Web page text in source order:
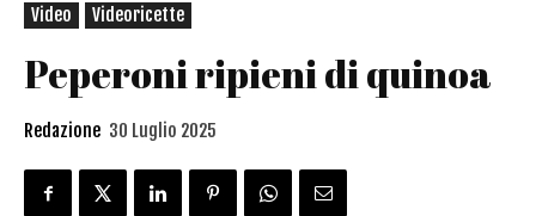
Video
Videoricette
Peperoni ripieni di quinoa
Redazione 30 Luglio 2025